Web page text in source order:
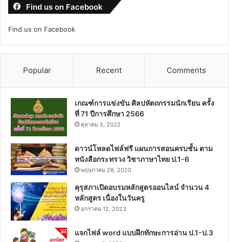
Find us on Facebook
Find us on Facebook
Popular Recent Comments
เกณฑ์การแข่งขัน ศิลปหัตถกรรมนักเรียน ครั้ง
ที่ 71 ปีการศึกษา 2566
ตุลาคม 5, 2022
ดาวน์โหลดไฟล์ฟรี แผนการสอนครบชั้น ตาม
หนังสือกระทรวง วิชาภาษาไทย ป.1-6
พฤษภาคม 28, 2020
คุรุสภาเปิดอบรมหลักสูตรออนไลน์ จำนวน 4
หลักสูตร เนื่องในวันครู
มกราคม 12, 2023
แจกไฟล์ word แบบฝึกทักษะการอ่าน ป.1-ป.3